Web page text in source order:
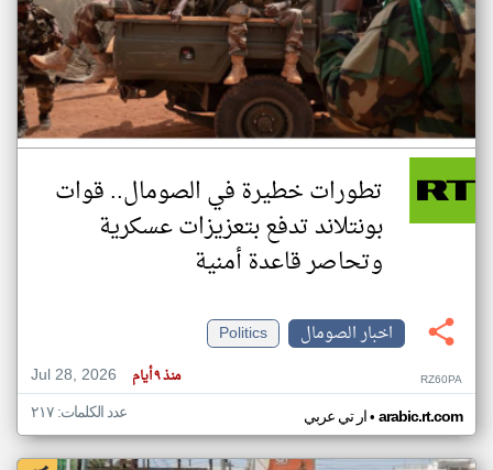
تطورات خطيرة في الصومال.. قوات
بونتلاند تدفع بتعزيزات عسكرية
وتحاصر قاعدة أمنية
اخبار الصومال
Politics
Jul 28, 2026
منذ ٩ أيام RZ60PA
ار تي عربي• arabic.rt.com عدد الكلمات: ٢١٧